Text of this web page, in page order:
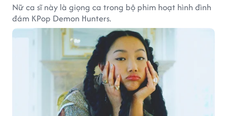
Nữ ca sĩ này là giọng ca trong bộ phim hoạt hình đình
đám KPop Demon Hunters.